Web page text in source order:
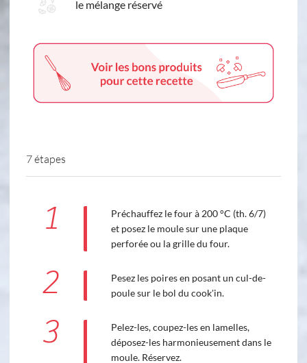
le mélange réservé
7 étapes
1
Préchauffez le four à 200 °C (th. 6/7)
et posez le moule sur une plaque
perforée ou la grille du four.
2
Pesez les poires en posant un cul-de-
poule sur le bol du cook'in.
3
Pelez-les, coupez-les en lamelles,
déposez-les harmonieusement dans le
moule. Réservez.